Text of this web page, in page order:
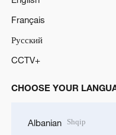
Français
Русский
CCTV+
CHOOSE YOUR
Albanian Shqip